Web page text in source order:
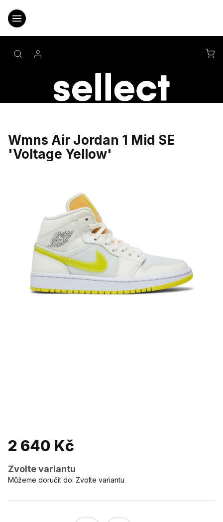
obsah
Wmns Air Jordan 1 Mid SE
'Voltage Yellow'
2 640 Kč
Zvolte variantu
Můžeme doručit do: Zvolte variantu